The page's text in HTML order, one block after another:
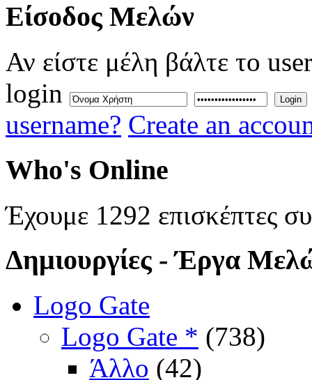
Eίσοδος Μελών
Αν είστε μέλη βάλτε το
login
Login
username? Create an
Who's Online
Έχουμε 1292 επισκέπτες
Δημιουργίες - Έργα
Logo Gate
Logo Gate * (738)
Άλλο (42)